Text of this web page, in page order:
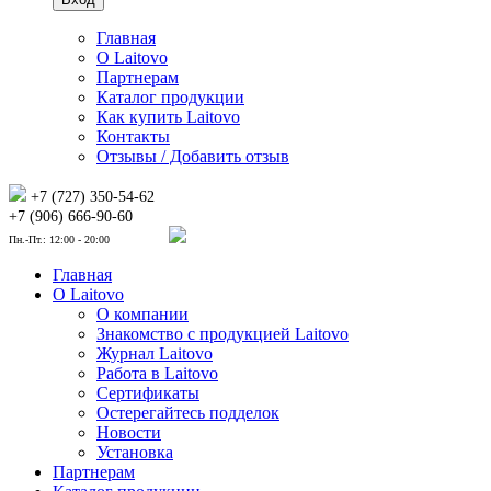
Главная
О Laitovo
Партнерам
Каталог продукции
Как купить Laitovo
Контакты
Отзывы / Добавить отзыв
+7 (727) 350-54-62
+7 (906) 666-90-60
Пн.-Пт.: 12:00 - 20:00
Главная
О Laitovo
О компании
Знакомство с продукцией Laitovo
Журнал Laitovo
Работа в Laitovo
Сертификаты
Остерегайтесь подделок
Новости
Установка
Партнерам